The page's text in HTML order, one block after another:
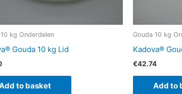
kg Onderdelen
Gouda 10 kg Lid
to basket
Gouda 10 kg
Kadova®
€42.74
Add to